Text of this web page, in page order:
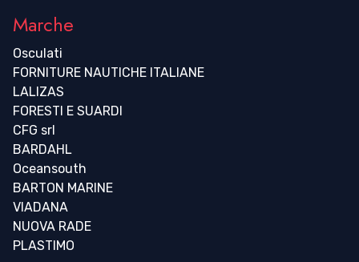
Marche
Osculati
FORNITURE NAUTICHE ITALIANE
LALIZAS
FORESTI E SUARDI
CFG srl
BARDAHL
Oceansouth
BARTON MARINE
VIADANA
NUOVA RADE
PLASTIMO